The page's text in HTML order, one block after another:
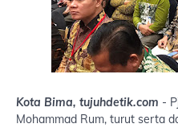
Kota Bima, tujuhdetik.com -
Mohammad Rum, turut serta